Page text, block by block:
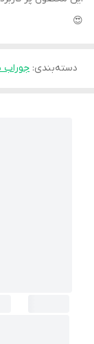
😍
دسته‌بندی: جوراب